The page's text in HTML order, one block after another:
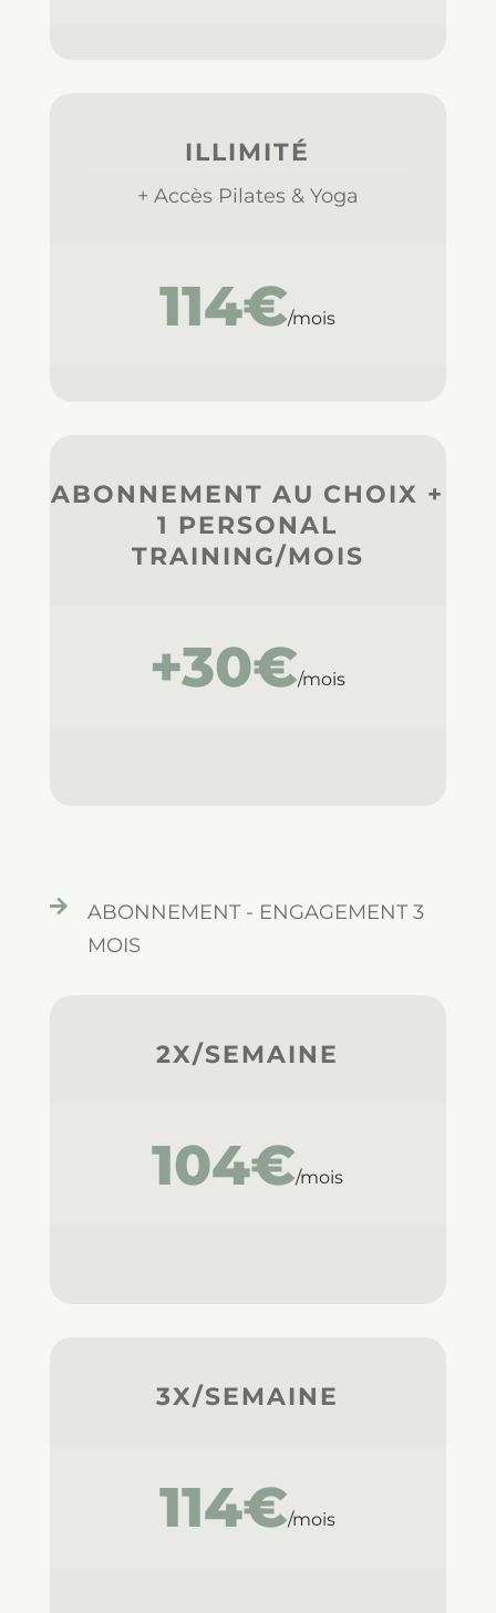
ILLIMITÉ
+ Accès Pilates & Yoga
114€/mois
ABONNEMENT AU CHOIX +
1 PERSONAL
TRAINING/MOIS
+30€/mois

ABONNEMENT - ENGAGEMENT 3
MOIS
2X/SEMAINE
104€/mois
3X/SEMAINE
114€/mois